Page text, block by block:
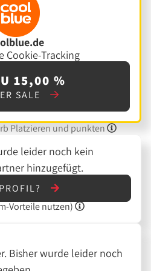
Cookie-Tracking
15,00 %
SALE
Platzieren und punkten
leider noch kein
hinzugefügt.
Vorteile nutzen)
Bisher wurde leider noch